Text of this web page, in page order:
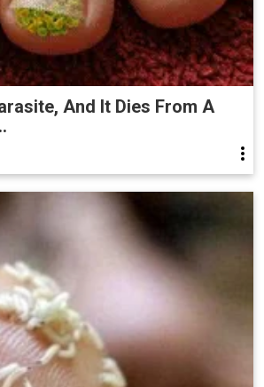
And It Dies From A